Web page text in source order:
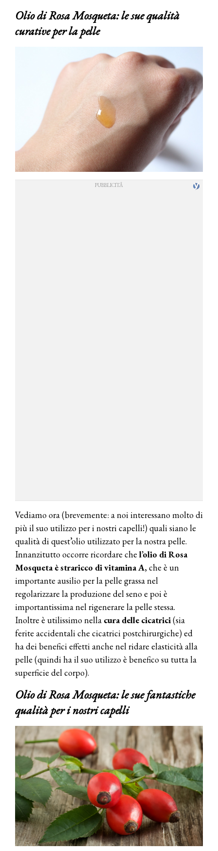
Olio di Rosa Mosqueta: le sue qualità
curative per la pelle
Vediamo ora (brevemente: a noi interessano molto di
più il suo utilizzo per i nostri capelli!) quali siano le
qualità di quest’olio utilizzato per la nostra pelle.
Innanzitutto occorre ricordare che l’olio di Rosa
Mosqueta è straricco di vitamina A, che è un
importante ausilio per la pelle grassa nel
regolarizzare la produzione del seno e poi è
importantissima nel rigenerare la pelle stessa.
Inoltre è utilissimo nella cura delle cicatrici(sia
ferite accidentali che cicatrici postchirurgiche) ed
ha dei benefici effetti anche nel ridare elasticità alla
pelle (quindi ha il suo utilizzo è benefico su tutta la
superficie del corpo).
Olio di Rosa Mosqueta: le sue fantastiche
qualità per i nostri capelli